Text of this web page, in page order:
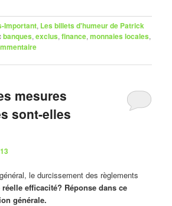
Important, Les billets d'humeur de Patrick
banques,exclus,finance,monnaies locales,
mesures
sont-elles
le durcissement des règlements
efficacité? Réponse dans ce
générale.